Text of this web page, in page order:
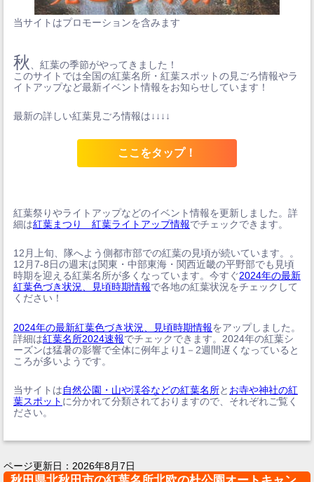
当サイトはプロモーションを含みます
秋
、紅葉の季節がやってきました！
このサイトでは全国の紅葉名所・紅葉スポットの見ごろ情報やラ
イトアップなど最新イベント情報をお知らせしています！
最新の詳しい紅葉見ごろ情報は↓↓↓↓
ここをタップ！
紅葉祭りやライトアップなどのイベント情報を更新しました。詳
細は紅葉まつり 紅葉ライトアップ情報でチェックできます。
12月上旬、隊へよう側都市部での紅葉の見頃が続いています。。
12月7-8日の週末は関東・中部東海・関西近畿の平野部でも見頃
時期を迎える紅葉名所が多くなっています。今すぐ2024年の最新
紅葉色づき状況、見頃時期情報で各地の紅葉状況をチェックして
ください！
2024年の最新紅葉色づき状況、見頃時期情報をアップしました。
詳細は紅葉名所2024速報でチェックできます。2024年の紅葉シ
ーズンは猛暑の影響で全体に例年より1－2週間遅くなっていると
ころが多いようです。
当サイトは自然公園・山や渓谷などの紅葉名所と お寺や神社の紅
葉スポット に分かれて分類されておりますので、それぞれご覧く
ださい。
ページ更新日： 2026年8月7日